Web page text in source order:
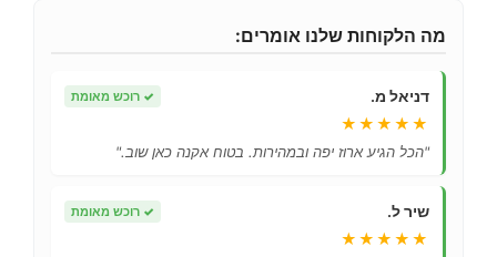
מה הלקוחות שלנו אומרים:
דניאל מ. ✓ רוכש מאומת
★★★★★
"הכל הגיע ארוז יפה ובמהירות. בטוח אקנה כאן שוב."
שיר ל. ✓ רוכש מאומת
★★★★★